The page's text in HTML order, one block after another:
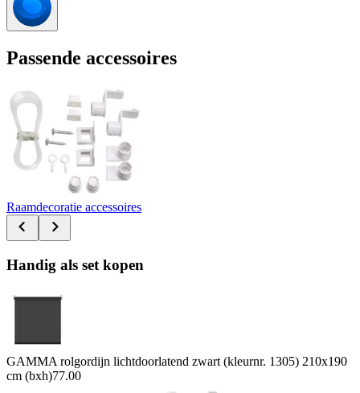
Passende accessoires
Raamdecoratie accessoires
Handig als set kopen
GAMMA rolgordijn lichtdoorlatend zwart (kleurnr. 1305) 210x190
cm (bxh)77.00